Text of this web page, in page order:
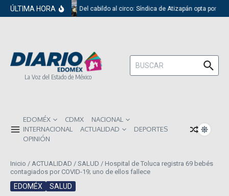
Saltar al contenido
ÚLTIMA HORA Del cabildo al circo: Síndica de Atizapán opta por el
La Voz del Estado de México
Buscar:
EDOMÉX CDMX
NACIONAL
INTERNACIONAL
ACTUALIDAD
DEPORTES
OPINIÓN
Inicio / ACTUALIDAD / SALUD / Hospital de Toluca registra 69 bebés
contagiados por COVID-19; uno de ellos fallece
EDOMÉX SALUD